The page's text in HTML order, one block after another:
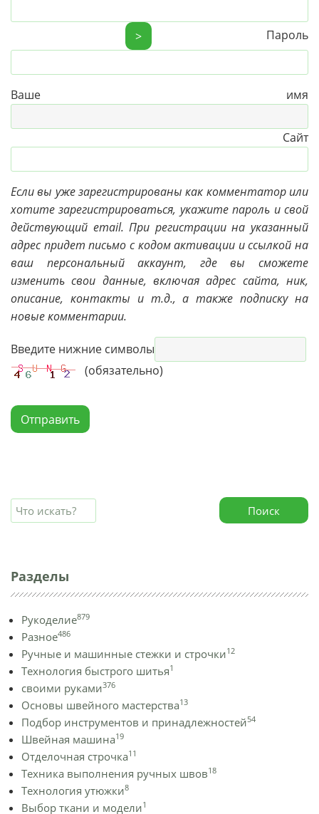
> Пароль
Ваше имя
Сайт
Если вы уже зарегистрированы как комментатор или
хотите зарегистрироваться, укажите пароль и свой
действующий email. При регистрации на указанный
адрес придет письмо с кодом активации и ссылкой на
ваш персональный аккаунт, где вы сможете
изменить свои данные, включая адрес сайта, ник,
описание, контакты и т.д., а также подписку на
новые комментарии.
Введите нижние символы
(обязательно)
Отправить
Поиск
Разделы
Рукоделие879
Разное486
Ручные и машинные стежки и строчки12
Технология быстрого шитья1
своими руками376
Основы швейного мастерства13
Подбор инструментов и принадлежностей54
Швейная машина19
Отделочная строчка11
Техника выполнения ручных швов18
Технология утюжки8
Выбор ткани и модели1